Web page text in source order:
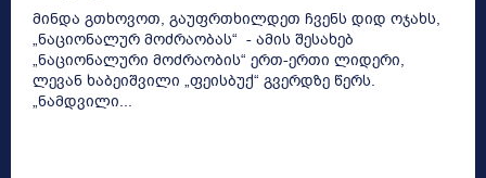
მინდა გთხოვოთ, გაუფრთხილდეთ ჩვენს დიდ ოჯახს,
„ნაციონალურ მოძრაობას“ - ამის შესახებ
„ნაციონალური მოძრაობის“ ერთ-ერთი ლიდერი,
ლევან ხაბეიშვილი „ფეისბუქ“ გვერდზე წერს.
„ნამდვილი...